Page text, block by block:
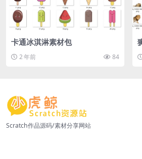
卡通冰淇淋素材包
2 年前 84
Scratch作品源码/素材分享网站